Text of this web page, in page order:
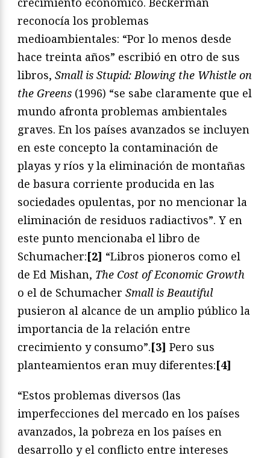
reconocía los problemas
medioambientales: “Por lo menos desde
hace treinta años” escribió en otro de sus
libros, Small is Stupid: Blowing the Whistle on
the Greens (1996) “se sabe claramente que el
mundo afronta problemas ambientales
graves. En los países avanzados se incluyen
en este concepto la contaminación de
playas y ríos y la eliminación de montañas
de basura corriente producida en las
sociedades opulentas, por no mencionar la
eliminación de residuos radiactivos”. Y en
este punto mencionaba el libro de
Schumacher:[2] “Libros pioneros como el
de Ed Mishan, The Cost of Economic Growth
o el de Schumacher Small is Beautiful
pusieron al alcance de un amplio público la
importancia de la relación entre
crecimiento y consumo”.[3] Pero sus
planteamientos eran muy diferentes:[4]
“Estos problemas diversos (las
imperfecciones del mercado en los países
avanzados, la pobreza en los países en
desarrollo y el conflicto entre intereses